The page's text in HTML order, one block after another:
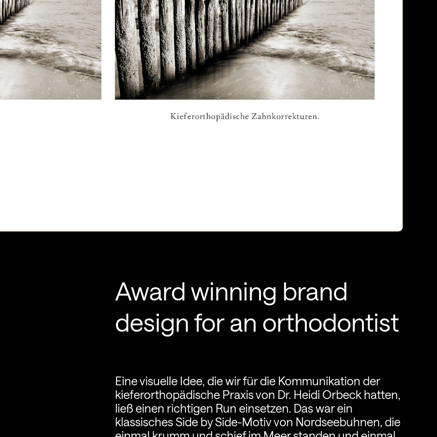
Award winning brand
design for an orthodontist
Eine visuelle Idee, die wir für die Kommunikation der
kieferorthopädische Praxis von Dr. Heidi Orbeck hatten,
ließ einen richtigen Run einsetzen. Das war ein
klassisches Side by Side-Motiv von Nordseebuhnen, die